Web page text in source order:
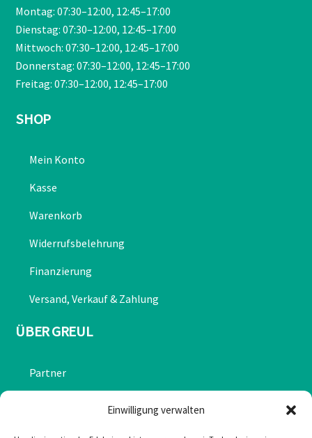
Einwilligung verwalten
Montag: 07:30–12:00, 12:45–17:00
Dienstag: 07:30–12:00, 12:45–17:00
Mittwoch: 07:30–12:00, 12:45–17:00
Donnerstag: 07:30–12:00, 12:45–17:00
Freitag: 07:30–12:00, 12:45–17:00
SHOP
Mein Konto
Kasse
Warenkorb
Widerrufsbelehrung
Finanzierung
Versand, Verkauf & Zahlung
ÜBER GREUL
Partner